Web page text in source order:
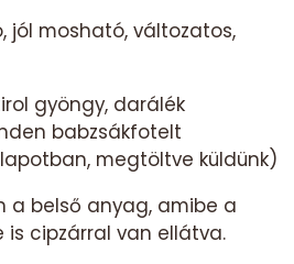
jól mosható, változatos,
gyöngy, darálék
babzsákfotelt
megtöltve küldünk)
a belső anyag, amibe a
is cipzárral van ellátva.